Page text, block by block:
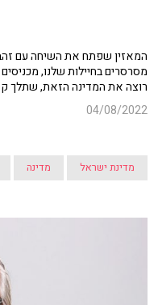
המאזין שפתח את השיחה עם
מסרסרים בחיילות שלנו,
רוצה את המדינה הזאת, שתלך
04/08/2022
מדינת ישראל מדינה